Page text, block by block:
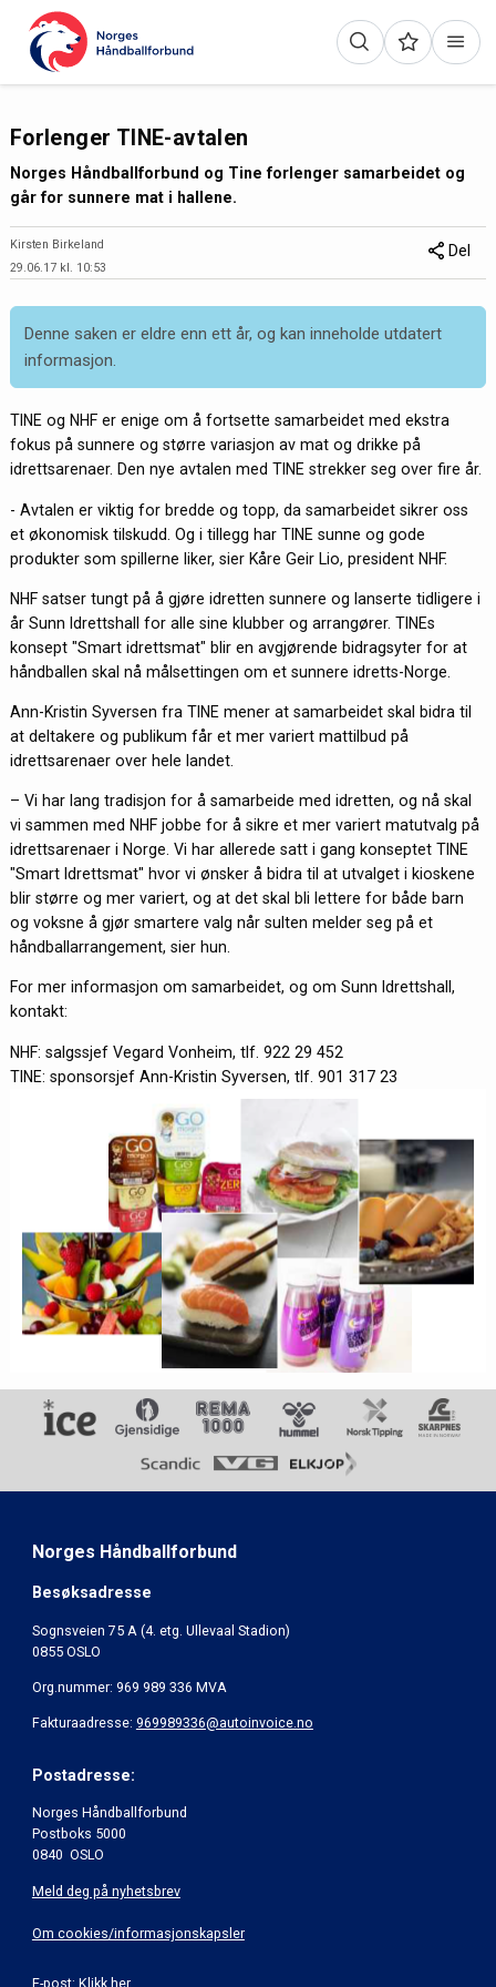
Forlenger TINE-avtalen
Norges Håndballforbund og Tine forlenger samarbeidet og
går for sunnere mat i hallene.
Kirsten Birkeland
29.06.17 kl. 10:53
Del
Denne saken er eldre enn ett år, og kan inneholde utdatert
informasjon.
TINE og NHF er enige om å fortsette samarbeidet med ekstra
fokus på sunnere og større variasjon av mat og drikke på
idrettsarenaer. Den nye avtalen med TINE strekker seg over fire år.
- Avtalen er viktig for bredde og topp, da samarbeidet sikrer oss
et økonomisk tilskudd. Og i tillegg har TINE sunne og gode
produkter som spillerne liker, sier Kåre Geir Lio, president NHF.
NHF satser tungt på å gjøre idretten sunnere og lanserte tidligere i
år Sunn Idrettshall for alle sine klubber og arrangører. TINEs
konsept "Smart idrettsmat" blir en avgjørende bidragsyter for at
håndballen skal nå målsettingen om et sunnere idretts-Norge.
Ann-Kristin Syversen fra TINE mener at samarbeidet skal bidra til
at deltakere og publikum får et mer variert mattilbud på
idrettsarenaer over hele landet.
– Vi har lang tradisjon for å samarbeide med idretten, og nå skal
vi sammen med NHF jobbe for å sikre et mer variert matutvalg på
idrettsarenaer i Norge. Vi har allerede satt i gang konseptet TINE
"Smart Idrettsmat" hvor vi ønsker å bidra til at utvalget i kioskene
blir større og mer variert, og at det skal bli lettere for både barn
og voksne å gjør smartere valg når sulten melder seg på et
håndballarrangement, sier hun.
For mer informasjon om samarbeidet, og om Sunn Idrettshall,
kontakt:
NHF: salgssjef Vegard Vonheim, tlf. 922 29 452
TINE: sponsorsjef Ann-Kristin Syversen, tlf. 901 317 23
Norges Håndballforbund
Besøksadresse
Sognsveien 75 A (4. etg. Ullevaal Stadion)
0855 OSLO
Org.nummer: 969 989 336 MVA
Fakturaadresse: 969989336@autoinvoice.no
Postadresse:
Norges Håndballforbund
Postboks 5000
0840 OSLO
Meld deg på nyhetsbrev
Om cookies/informasjonskapsler
E-post: Klikk her